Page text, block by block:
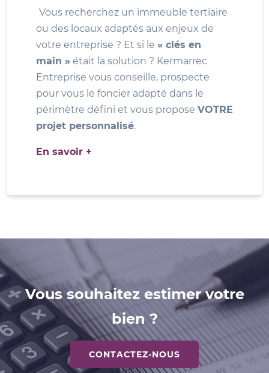
Vous recherchez un immeuble tertiaire
ou des locaux adaptés aux enjeux de
votre entreprise ? Et si le « clés en
main » était la solution ? Kermarrec
Entreprise vous conseille, prospecte
pour vous le foncier adapté dans le
périmètre défini et vous propose VOTRE
projet personnalisé.
En savoir +
Vous souhaitez estimer votre
bien ?
CONTACTEZ-NOUS